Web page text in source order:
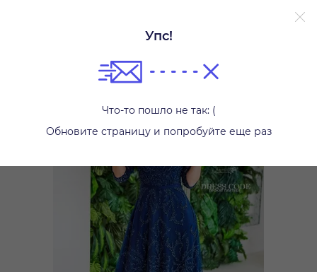
Упс!
Что-то пошло не так: (
Обновите страницу и попробуйте еще раз